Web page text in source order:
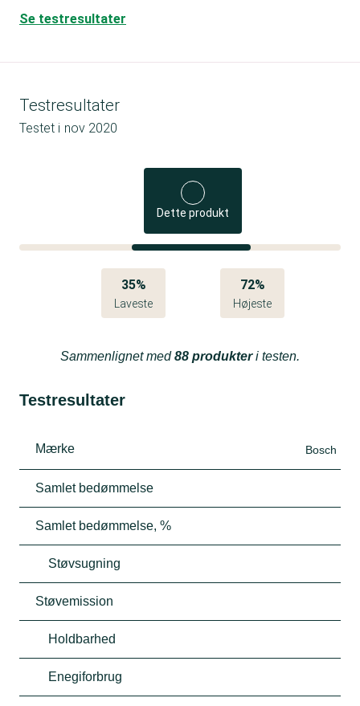
Se testresultater
Testresultater
Testet i nov 2020
Dette produkt
35%
Laveste
72%
Højeste
Sammenlignet med88 produkteri testen.
Testresultater
Mærke Bosch
Samlet bedømmelse
Samlet bedømmelse, %
Støvsugning
Støvemission
Holdbarhed
Enegiforbrug